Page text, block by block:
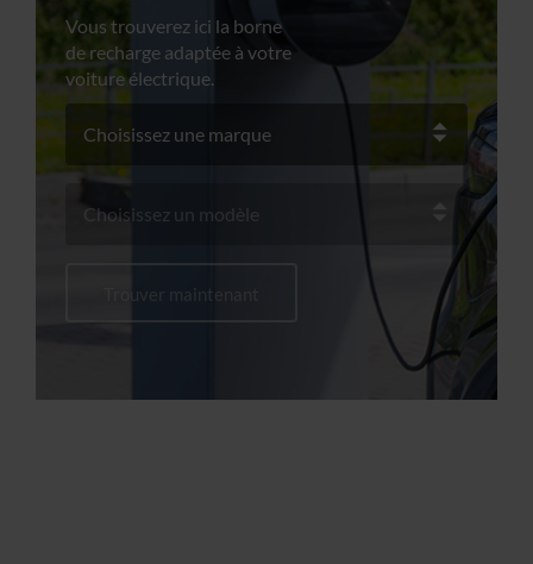
Vous trouverez ici la borne
de recharge adaptée à votre
voiture électrique.
Trouver maintenant